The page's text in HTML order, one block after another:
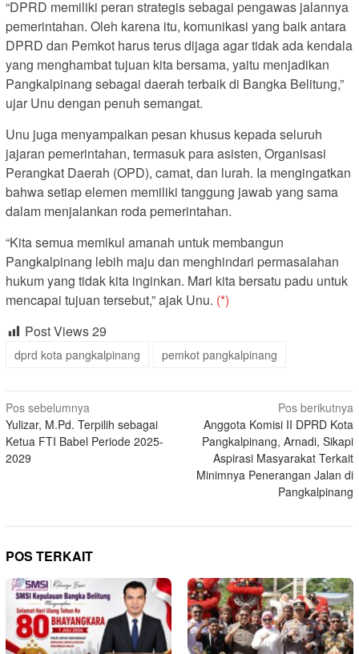
“DPRD memiliki peran strategis sebagai pengawas jalannya
pemerintahan. Oleh karena itu, komunikasi yang baik antara
DPRD dan Pemkot harus terus dijaga agar tidak ada kendala
yang menghambat tujuan kita bersama, yaitu menjadikan
Pangkalpinang sebagai daerah terbaik di Bangka Belitung,”
ujar Unu dengan penuh semangat.
Unu juga menyampaikan pesan khusus kepada seluruh
jajaran pemerintahan, termasuk para asisten, Organisasi
Perangkat Daerah (OPD), camat, dan lurah. Ia mengingatkan
bahwa setiap elemen memiliki tanggung jawab yang sama
dalam menjalankan roda pemerintahan.
“Kita semua memikul amanah untuk membangun
Pangkalpinang lebih maju dan menghindari permasalahan
hukum yang tidak kita inginkan. Mari kita bersatu padu untuk
mencapai tujuan tersebut,” ajak Unu. (*)
Post Views29
dprd kota pangkalpinang pemkot pangkalpinang
Navigasi
pos
Pos sebelumnya
Yulizar, M.Pd. Terpilih sebagai
Ketua FTI Babel Periode 2025-
2029
Pos berikutnya
Anggota Komisi II DPRD Kota
Pangkalpinang, Arnadi, Sikapi
Aspirasi Masyarakat Terkait
Minimnya Penerangan Jalan di
Pangkalpinang
POS TERKAIT